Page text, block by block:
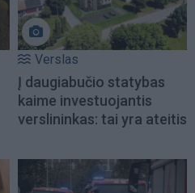
Verslas
Į daugiabučio statybas
kaime investuojantis
verslininkas: tai yra ateitis